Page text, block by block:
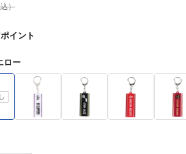
）
ポイント
ロー